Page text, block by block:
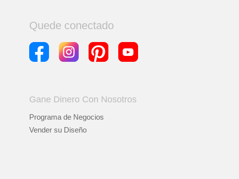
Quede conectado
Gane Dinero Con Nosotros
Programa de Negocios
Vender su Diseño